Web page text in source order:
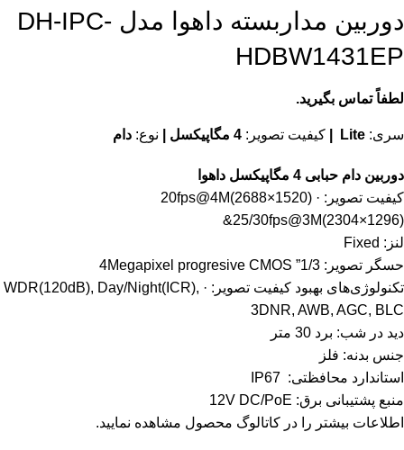
دوربین مداربسته داهوا مدل DH-IPC-
HDBW1431EP
لطفاً تماس بگیرید.
سری: Lite | کیفیت تصویر: نوع: دام
دوربین دام حبابی 4 مگاپیکسل داهوا
کیفیت تصویر: · 20fps@4M(2688×1520)
&25/30fps@3M(2304×1296)
لنز: Fixed
حسگر تصویر: 1/3” 4Megapixel progresive CMOS
تکنولوژی‌های بهبود کیفیت تصویر: · WDR(120dB), Day/Night(ICR),
3DNR, AWB, AGC, BLC
دید در شب: برد 30 متر
جنس بدنه: فلز
استاندارد محافظتی: IP67
منبع پشتیبانی برق: 12V DC/PoE
اطلاعات بیشتر را در کاتالوگ محصول مشاهده نمایید.